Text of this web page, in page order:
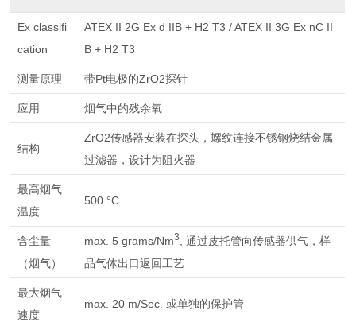
Ex classifi
cation
ATEX II 2G Ex d IIB + H2 T3 / ATEX II 3G Ex nC II
B + H2 T3
测量原理 带Pt电极的ZrO2探针
应用 烟气中的残余氧
结构
ZrO2传感器安装在探头，螺纹连接不锈钢烧结金属
过滤器，设计为阻火器
最高烟气
温度
500 °C
含尘量
（烟气）
max. 5 grams/Nm3
, 通过皮托管向传感器供气，样
品气体出口返回工艺
最大烟气
速度
max. 20 m/Sec. 或单独的保护管